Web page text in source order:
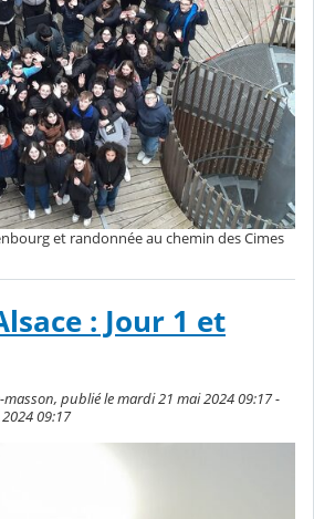
et randonnée au chemin des Cimes
: Jour 1 et
publié le mardi 21 mai 2024 09:17 -
09:17